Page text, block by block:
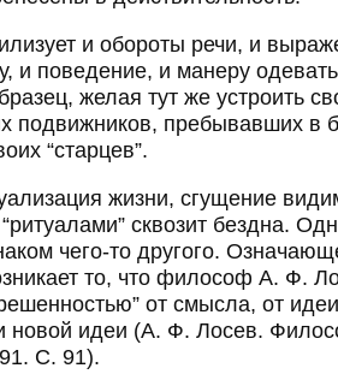
и обороты речи, и
и поведение, и манеру
желая тут же устроить
подвижников, пребывавших в
“старцев”.
жизни, сгущение
сквозит бездна.
чего-то другого.
то, что философ А. Ф.
от смысла, от
новой идеи (А. Ф. Лосев.
С. 91).